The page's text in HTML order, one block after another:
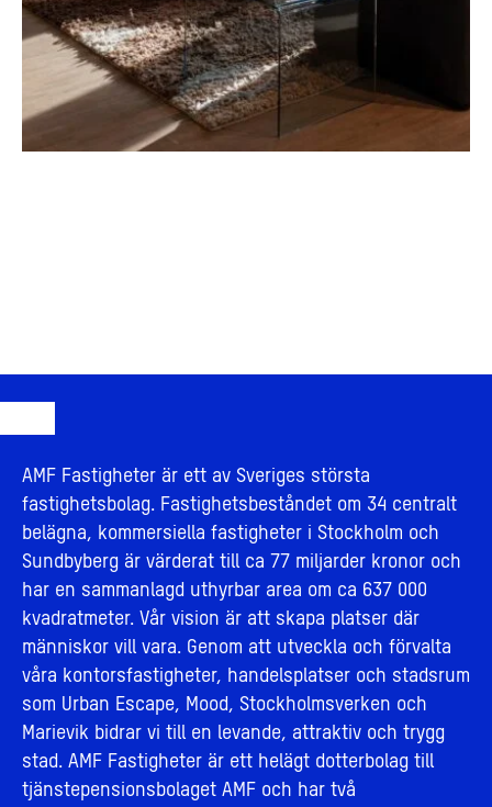
AMF Fastigheter är ett av Sveriges största
fastighetsbolag. Fastighetsbeståndet om 34 centralt
belägna, kommersiella fastigheter i Stockholm och
Sundbyberg är värderat till ca 77 miljarder kronor och
har en sammanlagd uthyrbar area om ca 637 000
kvadratmeter. Vår vision är att skapa platser där
människor vill vara. Genom att utveckla och förvalta
våra kontorsfastigheter, handelsplatser och stadsrum
som Urban Escape, Mood, Stockholmsverken och
Marievik bidrar vi till en levande, attraktiv och trygg
stad. AMF Fastigheter är ett helägt dotterbolag till
tjänstepensionsbolaget AMF och har två